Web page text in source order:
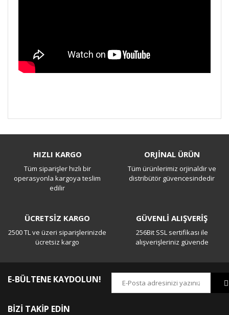
Yorum Yaz
HIZLI KARGO
Tüm siparişler hızlı bir
operasyonla kargoya teslim
edilir
ORJİNAL ÜRÜN
Tüm ürünlerimiz orjinaldir ve
distribütör güvencesindedir
ÜCRETSİZ KARGO
2500 TL ve üzeri siparişlerinizde
ücretsiz kargo
GÜVENLİ ALIŞVERİŞ
256Bit SSL sertifikası ile
alışverişleriniz güvende
E-BÜLTENE KAYDOLUN!
BİZİ TAKİP EDİN